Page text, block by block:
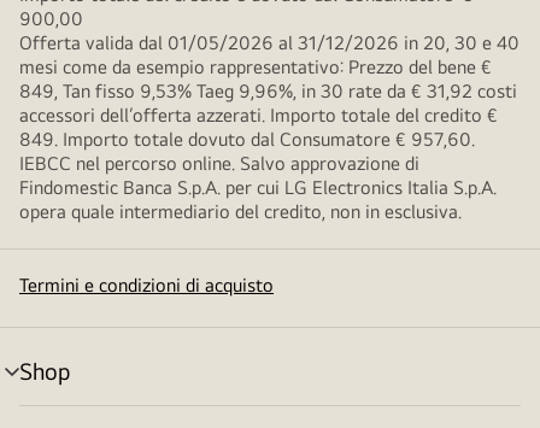
900,00
Offerta valida dal 01/05/2026 al 31/12/2026 in 20, 30 e 40
mesi come da esempio rappresentativo: Prezzo del bene €
849, Tan fisso 9,53% Taeg 9,96%, in 30 rate da € 31,92 costi
accessori dell’offerta azzerati. Importo totale del credito €
849. Importo totale dovuto dal Consumatore € 957,60.
IEBCC nel percorso online. Salvo approvazione di
Findomestic Banca S.p.A. per cui LG Electronics Italia S.p.A.
opera quale intermediario del credito, non in esclusiva.
Termini e condizioni di acquisto
Shop
Attivazione
menu